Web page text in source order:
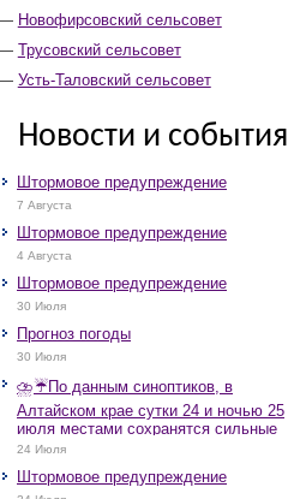
Новофирсовский сельсовет
Трусовский сельсовет
Усть-Таловский сельсовет
Новости и события
Штормовое предупреждение
7 Августа
Штормовое предупреждение
4 Августа
Штормовое предупреждение
30 Июля
Прогноз погоды
30 Июля
⛈️☔️По данным синоптиков, в
Алтайском крае сутки 24 и ночью 25
июля местами сохранятся сильные
дожди, грозы, при грозах очень
крупный град, шквалистое усиление
24 Июля
Штормовое предупреждение